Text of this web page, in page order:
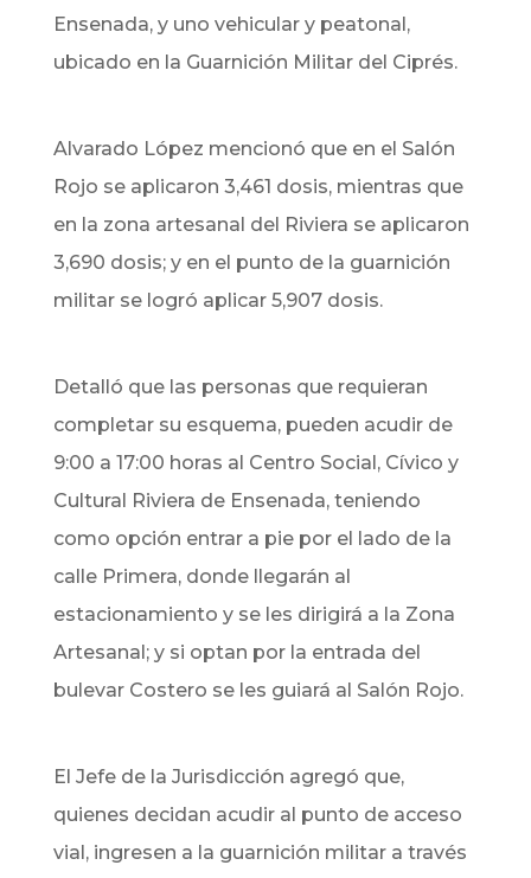
Ensenada, y uno vehicular y peatonal,
ubicado en la Guarnición Militar del Ciprés.
Alvarado López mencionó que en el Salón
Rojo se aplicaron 3,461 dosis, mientras que
en la zona artesanal del Riviera se aplicaron
3,690 dosis; y en el punto de la guarnición
militar se logró aplicar 5,907 dosis.
Detalló que las personas que requieran
completar su esquema, pueden acudir de
9:00 a 17:00 horas al Centro Social, Cívico y
Cultural Riviera de Ensenada, teniendo
como opción entrar a pie por el lado de la
calle Primera, donde llegarán al
estacionamiento y se les dirigirá a la Zona
Artesanal; y si optan por la entrada del
bulevar Costero se les guiará al Salón Rojo.
El Jefe de la Jurisdicción agregó que,
quienes decidan acudir al punto de acceso
vial, ingresen a la guarnición militar a través